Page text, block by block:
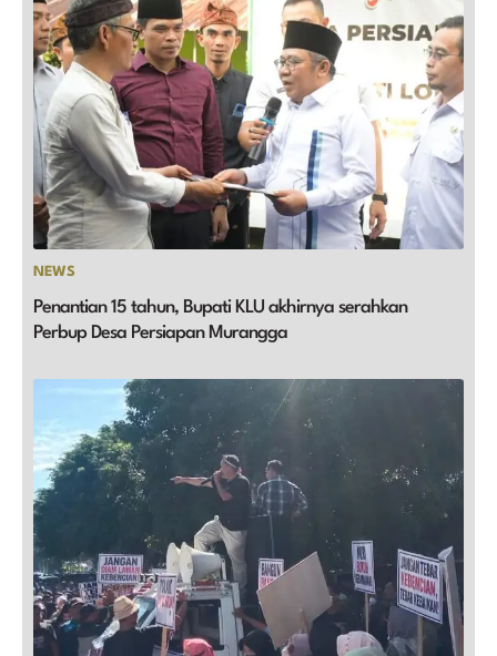
NEWS
Penantian 15 tahun, Bupati KLU akhirnya serahkan
Perbup Desa Persiapan Murangga